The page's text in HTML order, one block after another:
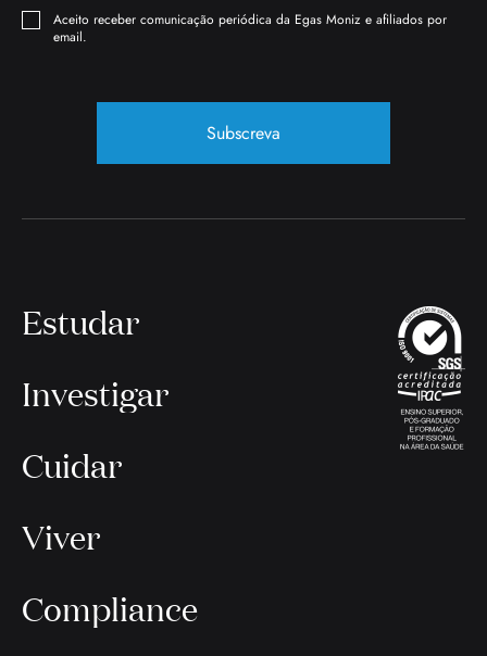
Aceito receber comunicação periódica da Egas Moniz e afiliados por
email.
Subscreva
Estudar
Investigar
Cuidar
Viver
Compliance